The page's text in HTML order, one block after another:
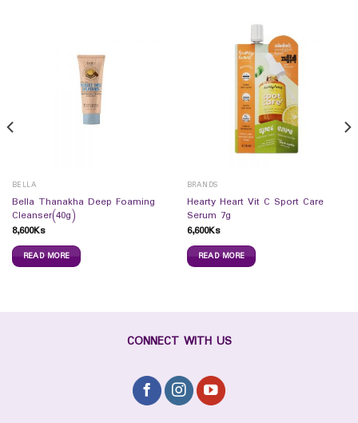
BELLA
Bella Thanakha Deep Foaming
Cleanser(40g)
8,600Ks
READ MORE
BRANDS
Hearty Heart Vit C Sport Care
Serum 7g
6,600Ks
READ MORE
CONNECT WITH US